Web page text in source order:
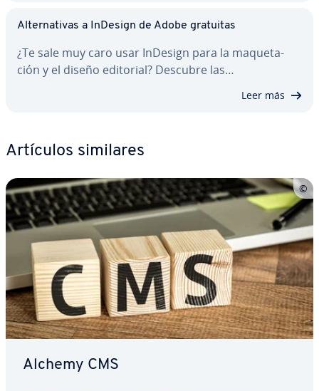
Al­te­r­na­ti­vas a InDesign de Adobe gratuitas
¿Te sale muy caro usar InDesign para la ma­que­ta­
ción y el diseño editorial? Descubre las…
Leer más
Artículos similares
Alchemy CMS